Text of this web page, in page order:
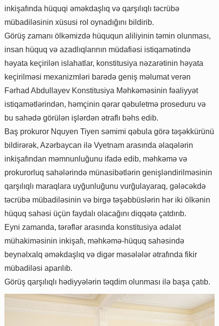
inkişafında hüquqi əməkdaşlıq və qarşılıqlı təcrübə
mübadiləsinin xüsusi rol oynadığını bildirib.
Görüş zamanı ölkəmizdə hüququn aliliyinin təmin olunması,
insan hüquq və azadlıqlarının müdafiəsi istiqamətində
həyata keçirilən islahatlar, konstitusiya nəzarətinin həyata
keçirilməsi mexanizmləri barədə geniş məlumat verən
Fərhad Abdullayev Konstitusiya Məhkəməsinin fəaliyyət
istiqamətlərindən, həmçinin qərar qəbuletmə proseduru və
bu sahədə görülən işlərdən ətraflı bəhs edib.
Baş prokuror Nquyen Tiyen səmimi qəbula görə təşəkkürünü
bildirərək, Azərbaycan ilə Vyetnam arasında əlaqələrin
inkişafından məmnunluğunu ifadə edib, məhkəmə və
prokurorluq sahələrində münasibətlərin genişləndirilməsinin
qarşılıqlı maraqlara uyğunluğunu vurğulayaraq, gələcəkdə
təcrübə mübadiləsinin və birgə təşəbbüslərin hər iki ölkənin
hüquq sahəsi üçün faydalı olacağını diqqətə çatdırıb.
Eyni zamanda, tərəflər arasında konstitusiya ədalət
mühakiməsinin inkişafı, məhkəmə-hüquq sahəsində
beynəlxalq əməkdaşlıq və digər məsələlər ətrafında fikir
mübadiləsi aparılıb.
Görüş qarşılıqlı hədiyyələrin təqdim olunması ilə başa çatıb.